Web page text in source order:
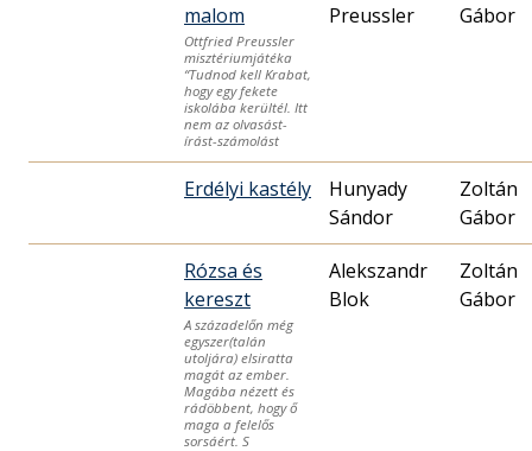
malom
Ottfried Preussler
misztériumjátéka
“Tudnod kell Krabat,
hogy egy fekete
iskolába kerültél. Itt
nem az olvasást-
írást-számolást
Preussler
Gábor
Erdélyi kastély
Hunyady
Sándor
Zoltán
Gábor
Rózsa és
kereszt
A századelőn még
egyszer(talán
utoljára) elsiratta
magát az ember.
Magába nézett és
rádöbbent, hogy ő
maga a felelős
sorsáért. S
Alekszandr
Blok
Zoltán
Gábor